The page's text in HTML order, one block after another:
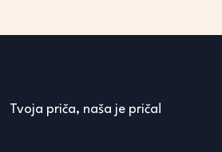
Tvoja priča, naša je priča!